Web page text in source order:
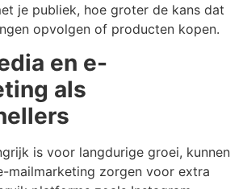
je publiek, hoe groter de kans dat
opvolgen of producten kopen.
en e-
als
is voor langdurige groei, kunnen
mailmarketing zorgen voor extra